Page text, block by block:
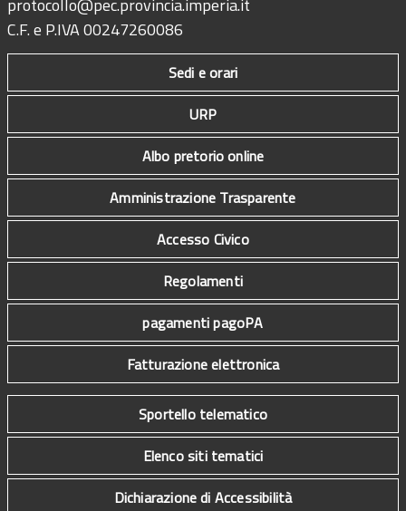
protocollo@pec.provincia.imperia.it
C.F. e P.IVA 00247260086
Sedi e orari
URP
Albo pretorio online
Amministrazione Trasparente
Accesso Civico
Regolamenti
pagamenti pagoPA
Fatturazione elettronica
Sportello telematico
Elenco siti tematici
Dichiarazione di Accessibilità